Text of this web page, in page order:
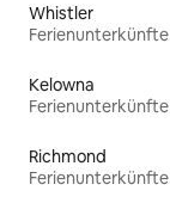
Whistler
Ferienunterkünfte
Kelowna
Ferienunterkünfte
Richmond
Ferienunterkünfte